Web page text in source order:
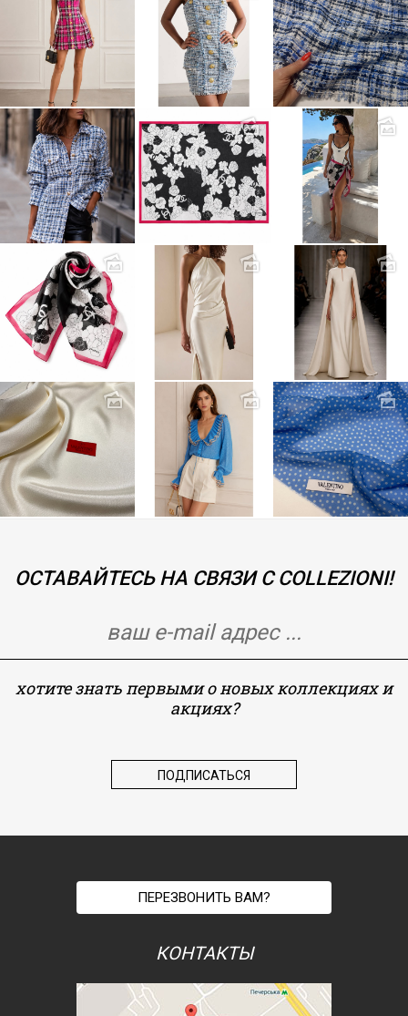
ОСТАВАЙТЕСЬ НА СВЯЗИ С COLLEZIONI!
хотите знать первыми о новых коллекциях и
акциях?
ПЕРЕЗВОНИТЬ ВАМ?
КОНТАКТЫ